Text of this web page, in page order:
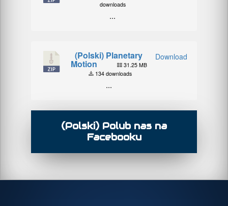
downloads
...
Download
(Polski) Planetary
Motion
31.25 MB
134 downloads
...
(Polski) Polub nas na
Facebooku